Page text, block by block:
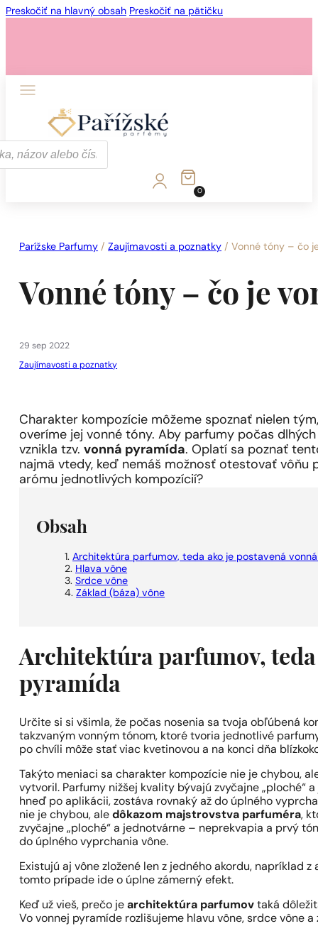
Preskočiť na hlavný obsah Preskočiť na pätičku
1 - 3 ks.
0
Parížske Parfumy /Zaujímavosti a poznatky / Vonné tóny – čo
Vonné tóny – čo je
29 sep 2022
Zaujímavosti a poznatky
Charakter kompozície môžeme spoznať nielen
overíme jej vonné tóny. Aby parfumy počas
vznikla tzv.vonná pyramída. Oplatí sa poznať
najmä vtedy, keď nemáš možnosť otestovať vôňu
arómu jednotlivých kompozícií?
Obsah
Architektúra parfumov, teda ako je postavená
Hlava vône
Srdce vône
Základ (báza) vône
Architektúra parfumov, teda
pyramída
Určite si si všimla, že počas nosenia sa tvoja obľúbená
takzvaným vonným tónom, ktoré tvoria jednotlivé
po chvíli môže stať viac kvetinovou a na konci dňa
Takýto meniaci sa charakter kompozície nie je chybou,
vytvoril. Parfumy nižšej kvality bývajú zvyčajne
hneď po aplikácii, zostáva rovnaký až do úplného
nie je chybou, aledôkazom majstrovstva parfuméra,
zvyčajne „ploché“ a jednotvárne – neprekvapia a prvý
do úplného vyprchania vône.
Existujú aj vône zložené len z jedného akordu, napríklad
tomto prípade ide o úplne zámerný efekt.
Keď už vieš, prečo jearchitektúra parfumov taká
Vo vonnej pyramíde rozlišujeme hlavu vône, srdce vône a